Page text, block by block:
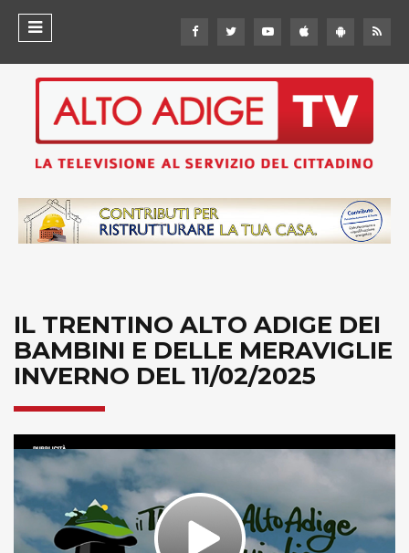
IL TRENTINO ALTO ADIGE DEI
BAMBINI E DELLE MERAVIGLIE
INVERNO DEL 11/02/2025
Play